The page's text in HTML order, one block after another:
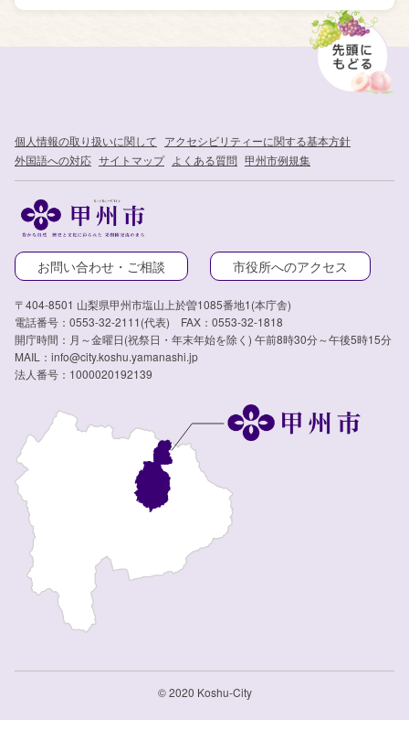
個人情報の取り扱いに関して アクセシビリティーに関する基本方針
外国語への対応 サイトマップ よくある質問 甲州市例規集
お問い合わせ・ご相談 市役所へのアクセス
〒404-8501 山梨県甲州市塩山上於曽1085番地1(本庁舎)
電話番号：0553-32-2111(代表) FAX：0553-32-1818
開庁時間：月～金曜日(祝祭日・年末年始を除く) 午前8時30分～午後5時15分
MAIL：info@city.koshu.yamanashi.jp
法人番号：1000020192139
© 2020 Koshu-City